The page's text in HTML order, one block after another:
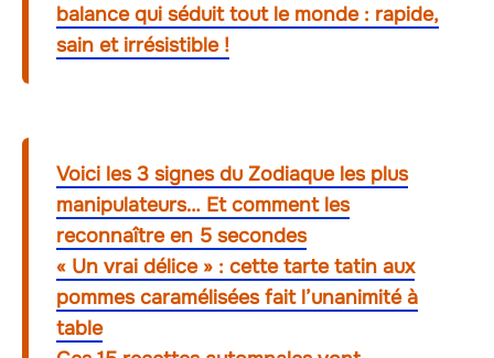
balance qui séduit tout le monde : rapide,
sain et irrésistible !
Voici les 3 signes du Zodiaque les plus
manipulateurs… Et comment les
reconnaître en 5 secondes
« Un vrai délice » : cette tarte tatin aux
pommes caramélisées fait l’unanimité à
table